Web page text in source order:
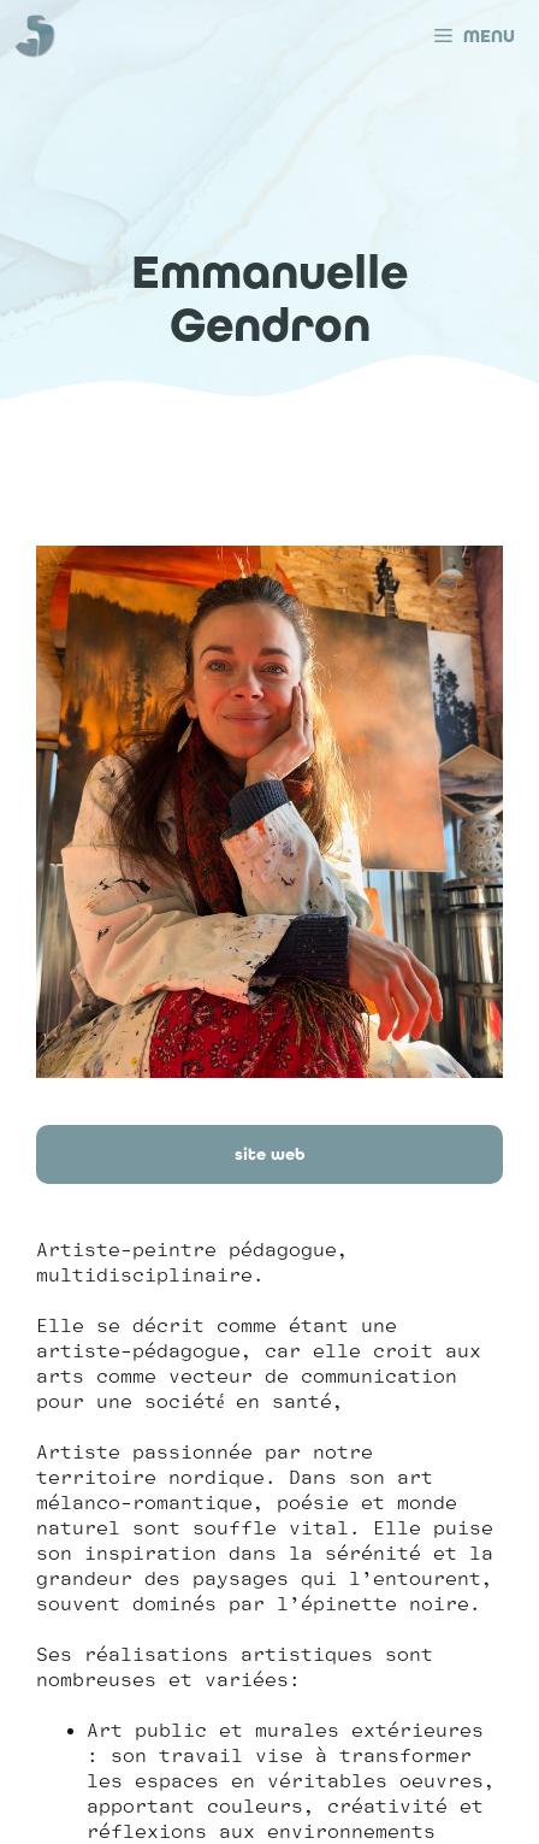
Aller
contenu
MENU
Emmanuelle
Gendron
site web
Artiste-peintre pédagogue,
multidisciplinaire.
Elle se décrit comme étant une
artiste-pédagogue, car elle croit aux
arts comme vecteur de communication
pour une société́ en santé,
Artiste passionnée par notre
territoire nordique. Dans son art
mélanco-romantique, poésie et monde
naturel sont souffle vital. Elle puise
son inspiration dans la sérénité et la
grandeur des paysages qui l’entourent,
souvent dominés par l’épinette noire.
Ses réalisations artistiques sont
nombreuses et variées:
Art public et murales extérieures
: son travail vise à transformer
les espaces en véritables oeuvres,
apportant couleurs, créativité et
réflexions aux environnements